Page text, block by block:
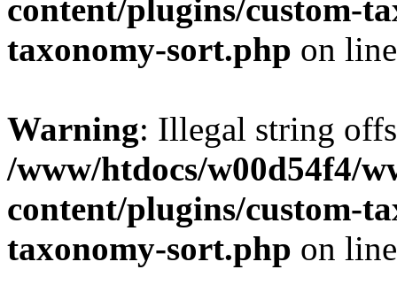
content/plugins/custom-
taxonomy-sort.php on
Warning: Illegal string
/www/htdocs/w00d54f4/
content/plugins/custom-
taxonomy-sort.php on